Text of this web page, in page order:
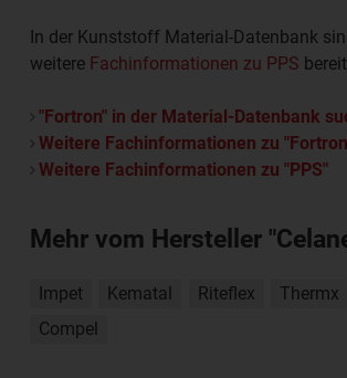
In der Kunststoff Material-Datenbank
weitere Fachinformationen zu PPS bereit.
"Fortron" in der Material-Datenbank
Weitere Fachinformationen zu
Weitere Fachinformationen zu "PPS"
Mehr vom Hersteller
Impet Kematal Riteflex Thermx
Compel